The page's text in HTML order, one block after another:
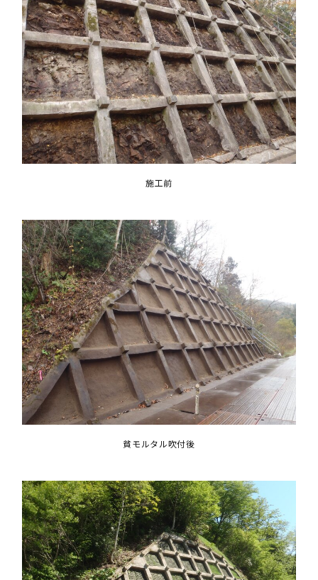
施工前
貧モルタル吹付後